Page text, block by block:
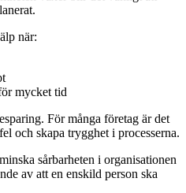
när:
mycket tid
För många företag är det
och skapa trygghet i processerna.
sårbarheten i organisationen
av att en enskild person ska